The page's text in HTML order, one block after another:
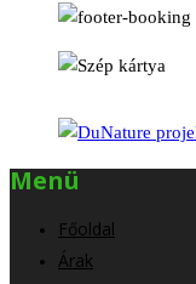
Menü
Főoldal
Árak